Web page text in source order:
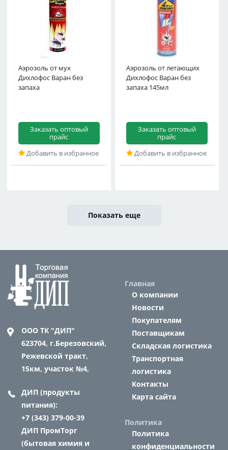
Аэрозоль от мух
Дихлофос Варан без
запаха
Заказать оптовый
прайс
Добавить в избранное
Аэрозоль от летающих
Дихлофос Варан без
запаха 145мл
Заказать оптовый
прайс
Добавить в избранное
Показать еще
ООО ТК "ДИП"
623704, г.Березовский,
Режевской тракт,
15км, участок №4,
ДИП (продукты
питания):
+7 (343) 379-00-39
ДИП ПромТорг
(бытовая химия и
Главная
О компании
Новости
Покупателям
Поставщикам
Складская логистика
Транспортная
логистика
Контакты
Карта сайта
Политика
Политика
конфиденциальности